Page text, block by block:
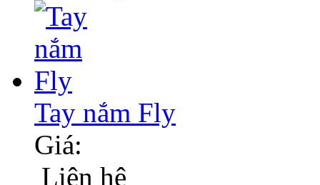
Tay nắm Fly
Giá:
Liên hệ